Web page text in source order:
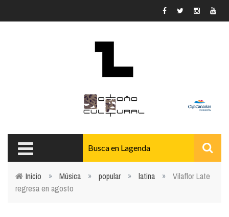
Usted está aquí
Inicio » Música » popular » latina »
Vilaflor Late
regresa en agosto